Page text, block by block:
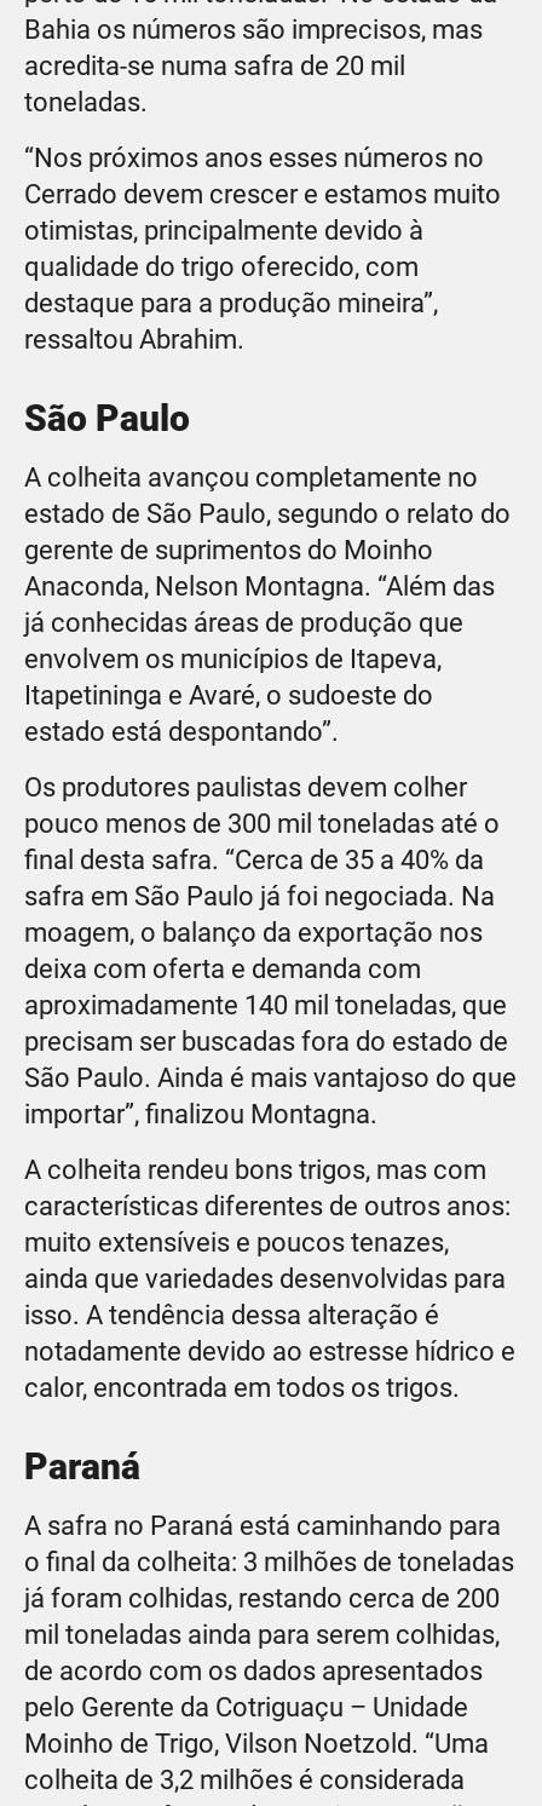
Bahia os números são imprecisos, mas
acredita-se numa safra de 20 mil
toneladas.
“Nos próximos anos esses números no
Cerrado devem crescer e estamos muito
otimistas, principalmente devido à
qualidade do trigo oferecido, com
destaque para a produção mineira”,
ressaltou Abrahim.
São Paulo
A colheita avançou completamente no
estado de São Paulo, segundo o relato do
gerente de suprimentos do Moinho
Anaconda, Nelson Montagna. “Além das
já conhecidas áreas de produção que
envolvem os municípios de Itapeva,
Itapetininga e Avaré, o sudoeste do
estado está despontando”.
Os produtores paulistas devem colher
pouco menos de 300 mil toneladas até o
final desta safra. “Cerca de 35 a 40% da
safra em São Paulo já foi negociada. Na
moagem, o balanço da exportação nos
deixa com oferta e demanda com
aproximadamente 140 mil toneladas, que
precisam ser buscadas fora do estado de
São Paulo. Ainda é mais vantajoso do que
importar”, finalizou Montagna.
A colheita rendeu bons trigos, mas com
características diferentes de outros anos:
muito extensíveis e poucos tenazes,
ainda que variedades desenvolvidas para
isso. A tendência dessa alteração é
notadamente devido ao estresse hídrico e
calor, encontrada em todos os trigos.
Paraná
A safra no Paraná está caminhando para
o final da colheita: 3 milhões de toneladas
já foram colhidas, restando cerca de 200
mil toneladas ainda para serem colhidas,
de acordo com os dados apresentados
pelo Gerente da Cotriguaçu – Unidade
Moinho de Trigo, Vilson Noetzold. “Uma
colheita de 3,2 milhões é considerada